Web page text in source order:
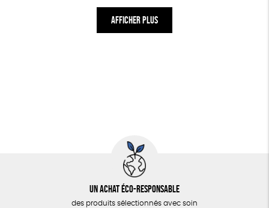
AFFICHER PLUS
Un achat éco-responsable
des produits sélectionnés avec soin